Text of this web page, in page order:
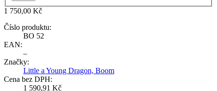
1 750,00 Kč
Číslo produktu:
BO 52
EAN:
–
Značky:
Little a Young Dragon, Boom
Cena bez DPH:
1 590,91 Kč